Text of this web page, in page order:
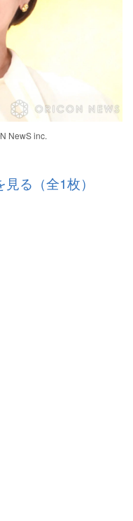
NewS inc.
る（全1枚）